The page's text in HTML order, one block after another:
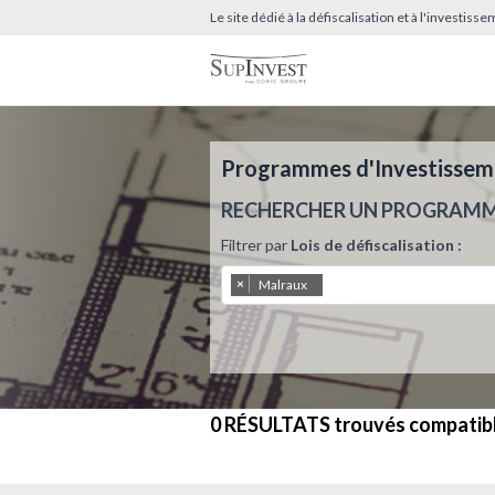
Le site dédié à la défiscalisation et à
Programmes
RECHERCHER UN
Filtrer par Lois de défiscalisation :
× Malraux
0 RÉSULTATStrouvés